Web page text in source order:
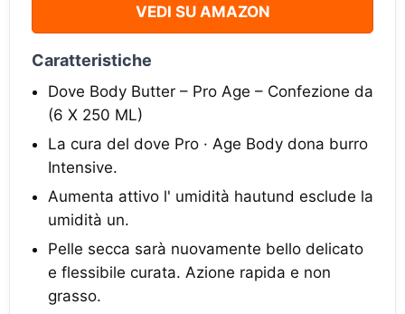
VEDI SU AMAZON
Caratteristiche
Dove Body Butter – Pro Age – Confezione da
(6 X 250 ML)
La cura del dove Pro · Age Body dona burro
Intensive.
Aumenta attivo l' umidità hautund esclude la
umidità un.
Pelle secca sarà nuovamente bello delicato
e flessibile curata. Azione rapida e non
grasso.